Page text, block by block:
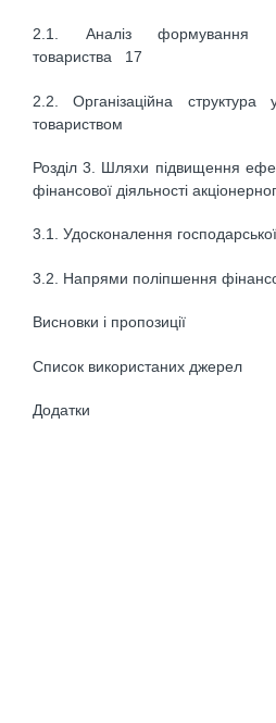
2.1. Аналіз формування
товариства 17
2.2. Організаційна структура
товариством
Розділ 3. Шляхи підвищення
фінансової діяльності
3.1. Удосконалення
3.2. Напрями поліпшення
Висновки і пропозиції
Список використаних джерел
Додатки